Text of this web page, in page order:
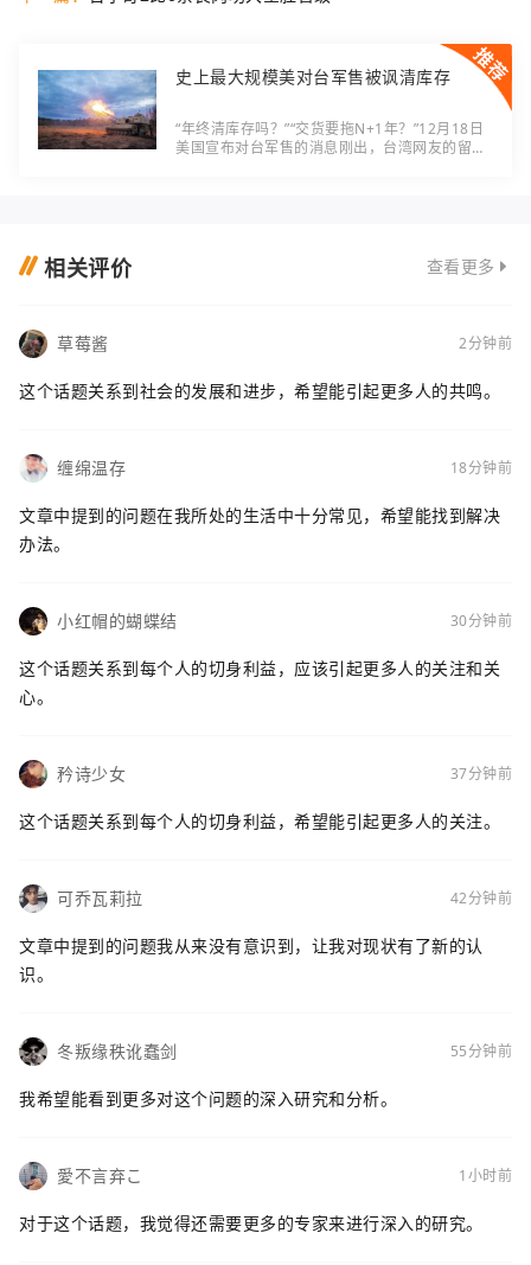
史上最大规模美对台军售被讽清库存
“年终清库存吗？”“交货要拖N+1年？”12月18日
美国宣布对台军售的消息刚出，台湾网友的留言
相关评价 查看更多
草莓酱 2分钟前
这个话题关系到社会的发展和进步，希望能引起更多人的共鸣。
缠绵温存 18分钟前
文章中提到的问题在我所处的生活中十分常见，希望能找到解决
办法。
小红帽的蝴蝶结 30分钟前
这个话题关系到每个人的切身利益，应该引起更多人的关注和关
心。
矜诗少女 37分钟前
这个话题关系到每个人的切身利益，希望能引起更多人的关注。
可乔瓦莉拉 42分钟前
文章中提到的问题我从来没有意识到，让我对现状有了新的认
识。
冬叛缘秩讹蠢剑 55分钟前
我希望能看到更多对这个问题的深入研究和分析。
愛不言弃こ 1小时前
对于这个话题，我觉得还需要更多的专家来进行深入的研究。